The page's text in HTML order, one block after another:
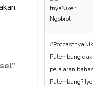
”
Palembang? Iyo